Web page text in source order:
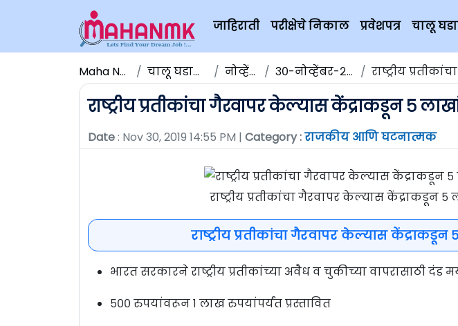
जाहिराती परीक्षेचे निकाल प्रवेशपत्र चालू
Maha NMK चालू घडामोडी नोव्हेंबर ३०-नोव्हेंबर-२०१९ राष्ट्रीय
राष्ट्रीय प्रतीकांचा गैरवापर केल्यास केंद्राकडून ५
Date: Nov 30, 2019 14:55 PM | Category :राजकीय आणि घटनात्मक
राष्ट्रीय प्रतीकांचा गैरवापर केल्यास केंद्राकडून ५
राष्ट्रीय प्रतीकांचा गैरवापर केल्यास केंद्राकडून
भारत सरकारने राष्ट्रीय प्रतीकांच्या अवैध व चुकीच्या वापरासाठी दंड
५०० रुपयांवरून १ लाख रुपयांपर्यंत प्रस्तावित